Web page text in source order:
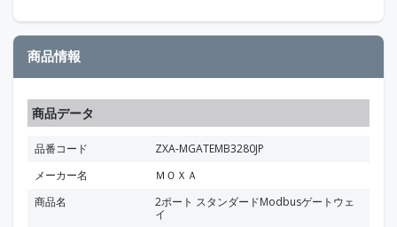
商品情報
商品データ
品番コード
ZXA-MGATEMB3280JP
メーカー名
ＭＯＸＡ
商品名
2ポート スタンダードModbusゲートウェ
イ